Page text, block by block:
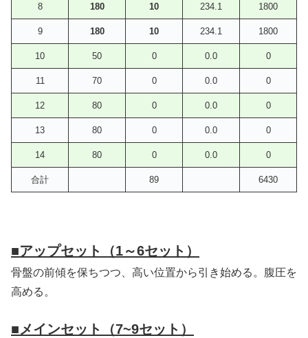
8 180 10 234.1 1800
9 180 10 234.1 1800
10 50 0 0.0 0
11 70 0 0.0 0
12 80 0 0.0 0
13 80 0 0.0 0
14 80 0 0.0 0
合計 89 6430
■アップセット（1～6セット）
骨盤の前傾を保ちつつ、高い位置から引き始める。腹圧を
高める。
■メインセット（7~9セット）